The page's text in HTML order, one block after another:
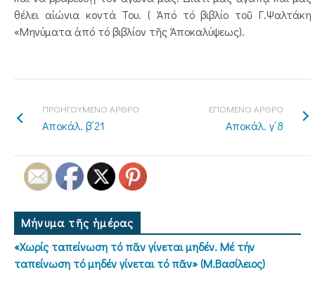
θέλει αἰώνια κοντά Του. ( Ἀπό τό βιβλίο τοῦ Γ.Ψαλτάκη
«Μηνύματα ἀπό τό βιβλίον τῆς Ἀποκαλύψεως).
ΠΡΟΗΓΟΥΜΕΝΟ ΑΡΘΡΟ
Αποκάλ. β΄21
ΕΠΟΜΕΝΟ ΑΡΘΡΟ
Αποκάλ. γ΄8
Μήνυμα τῆς ἡμέρας
«Χωρίς ταπείνωση τό πᾶν γίνεται μηδέν. Μέ τήν
ταπείνωση τό μηδέν γίνεται τό πᾶν» (Μ.Βασίλειος)